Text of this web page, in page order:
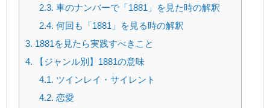
2.3. 車のナンバーで「1881」を見た時の解釈
2.4. 何回も「1881」を見る時の解釈
3. 1881を見たら実践すべきこと
4. 【ジャンル別】1881の意味
4.1. ツインレイ・サイレント
4.2. 恋愛